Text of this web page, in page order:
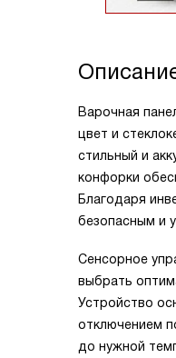
Варочная
цвет и
стильный и
конфорки
Благодаря
безопасным и
Сенсорное
выбрать
Устройство
отключением
до нужной